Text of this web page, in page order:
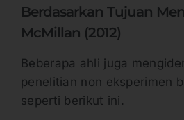
Berdasarkan Tujuan
McMillan (2012)
Beberapa ahli juga
penelitian non eksperimen
seperti berikut ini.